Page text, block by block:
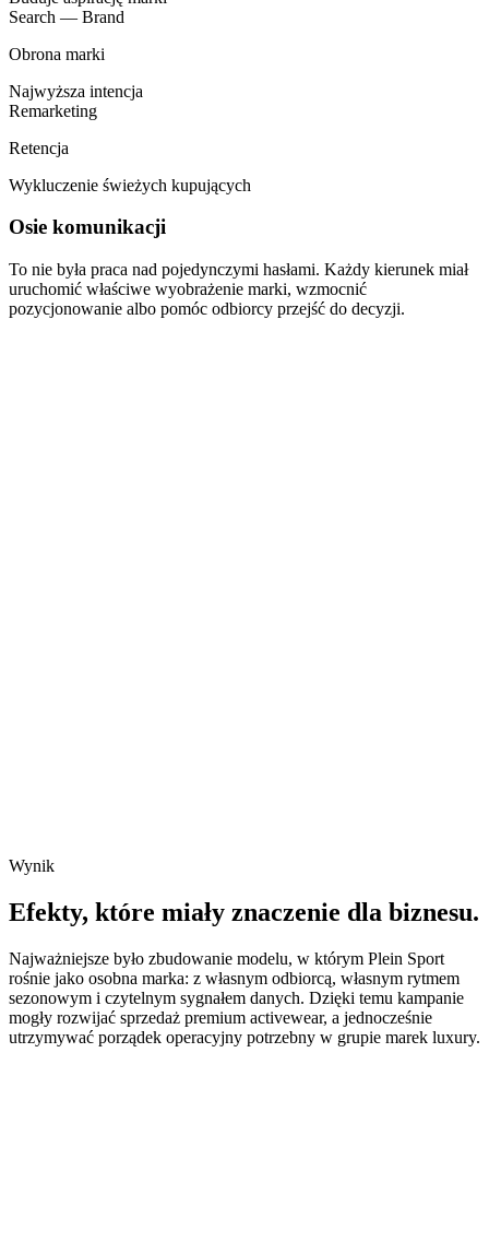
Search — Brand
Obrona marki
Najwyższa intencja
Remarketing
Retencja
Wykluczenie świeżych kupujących
Osie komunikacji
To nie była praca nad pojedynczymi hasłami. Każdy kierunek miał
uruchomić właściwe wyobrażenie marki, wzmocnić
pozycjonowanie albo pomóc odbiorcy przejść do decyzji.
Wynik
Efekty, które miały znaczenie dla biznesu.
Najważniejsze było zbudowanie modelu, w którym Plein Sport
rośnie jako osobna marka: z własnym odbiorcą, własnym rytmem
sezonowym i czytelnym sygnałem danych. Dzięki temu kampanie
mogły rozwijać sprzedaż premium activewear, a jednocześnie
utrzymywać porządek operacyjny potrzebny w grupie marek luxury.